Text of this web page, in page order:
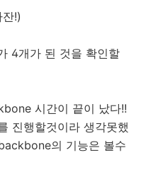
!)
4개가 된 것을 확인할
시간이 끝이 났다!!
진행할것이라 생각못했
의 기능은 볼수